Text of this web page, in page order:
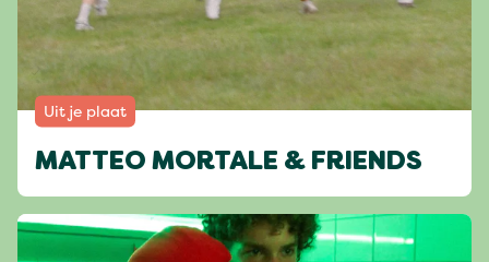
Uit je plaat
MATTEO MORTALE & FRIENDS